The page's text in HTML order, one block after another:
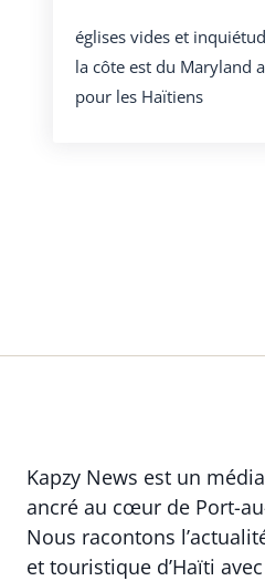
églises vides et
la côte est du Maryland
pour les Haïtiens
Kapzy News est un
ancré au cœur de Port-
Nous racontons
et touristique d’Haïti